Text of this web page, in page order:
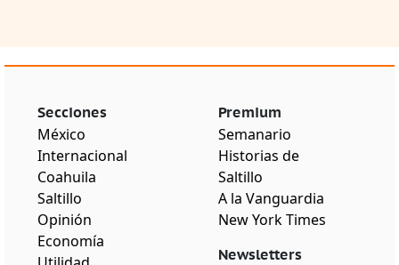
Secciones
México
Internacional
Coahuila
Saltillo
Opinión
Economía
Premium
Semanario
Historias de
Saltillo
A la Vanguardia
New York Times
Newsletters